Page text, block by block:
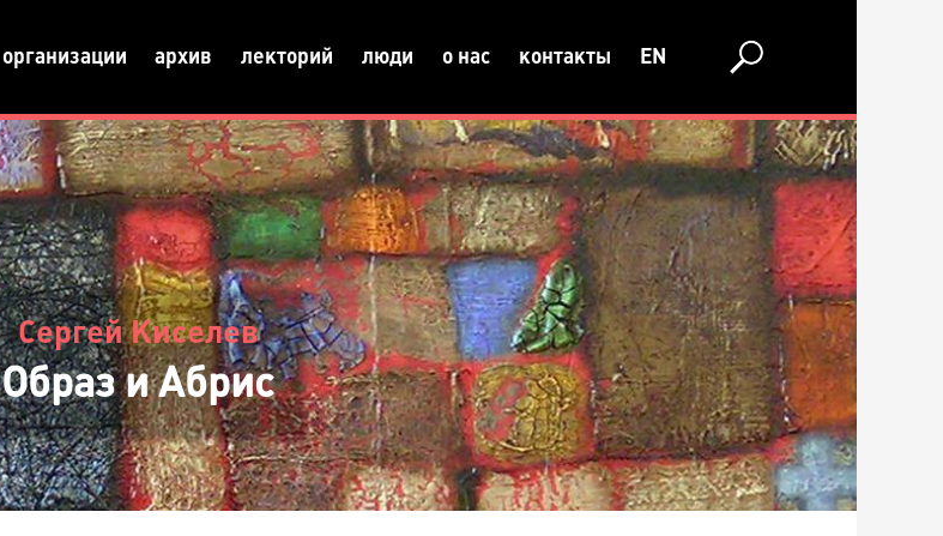
организации архив лекторий люди о нас контакты EN
Сергей Киселев
Образ и Абрис